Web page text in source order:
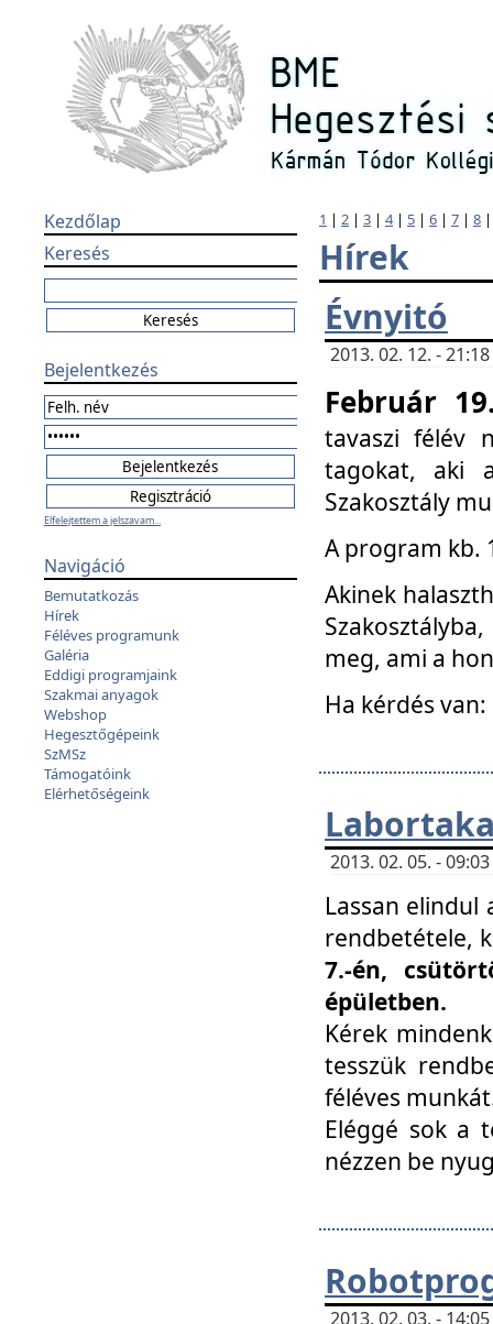
Kezdőlap
Keresés
Bejelentkezés
Elfelejtettem a jelszavam...
Navigáció
Bemutatkozás
Hírek
Féléves programunk
Galéria
Eddigi programjaink
Szakmai anyagok
Webshop
Hegesztőgépeink
SzMSz
Támogatóink
Elérhetőségeink
1 | 2 | 3 | 4| 5 | 6 | 7 | 8
Hírek
Évnyitó
2013. 02. 12. -
Február
tavaszi félév
tagokat, aki
Szakosztály
A program kb.
Akinek
meg, ami a
Ha kérdés
2013. 02. 05. -
Lassan elindul
rendbetétele,
7.-én,
épületben.
Kérek
tesszük
féléves
Eléggé sok a
nézzen be
2013. 02. 03. -